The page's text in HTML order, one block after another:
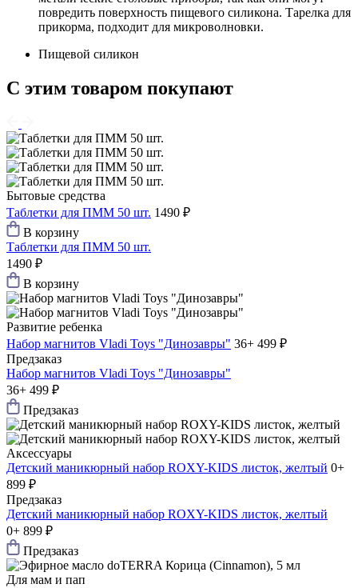
повредить поверхность пищевого силикона. Тарелка для
прикорма, подходит для микроволновки.
Пищевой силикон
С этим товаром покупают
Бытовые средства
Таблетки для ПММ 50 шт. 1490 ₽
В корзину
Таблетки для ПММ 50 шт.
1490 ₽
В корзину
Развитие ребенка
Набор магнитов Vladi Toys "Динозавры" 36+ 499 ₽
Предзаказ
Набор магнитов Vladi Toys "Динозавры"
36+ 499 ₽
Предзаказ
Аксессуары
Детский маникюрный набор ROXY-KIDS листок, желтый 0+
899 ₽
Предзаказ
Детский маникюрный набор ROXY-KIDS листок, желтый
0+ 899 ₽
Предзаказ
Для мам и пап